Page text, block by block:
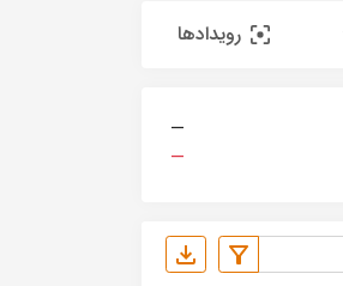
رویدادها
—
—